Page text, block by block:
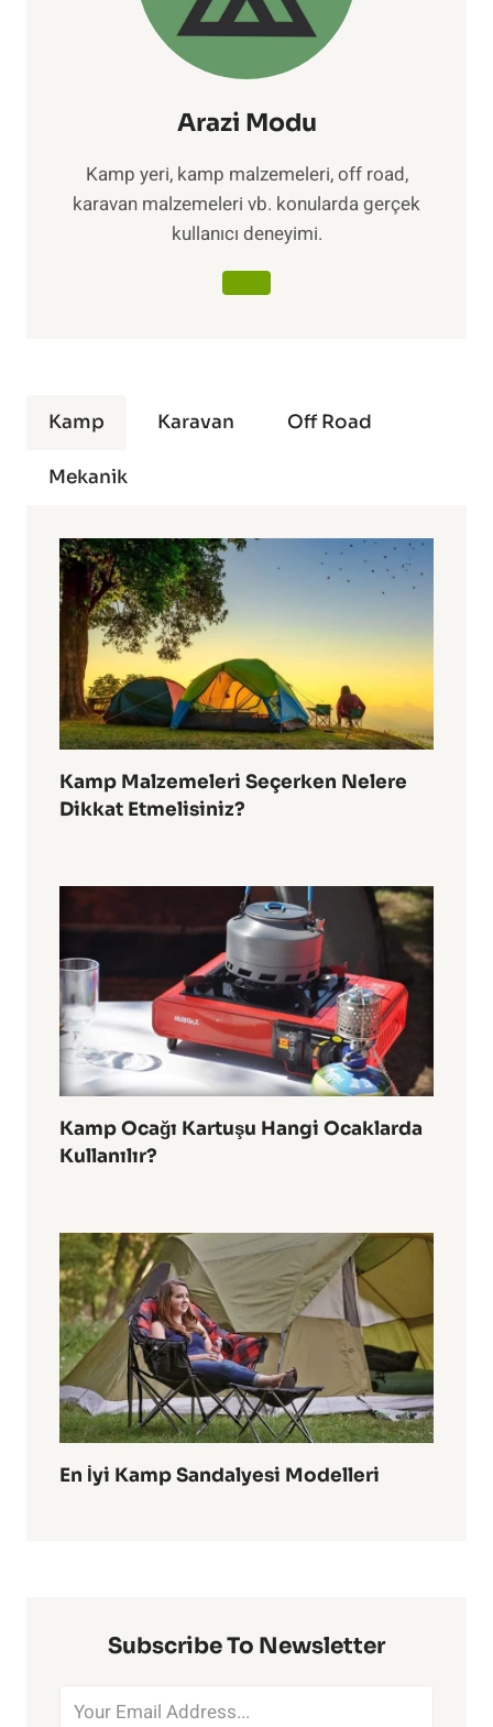
Arazi Modu
Kamp yeri, kamp malzemeleri, off road,
karavan malzemeleri vb. konularda gerçek
kullanıcı deneyimi.
Kamp Karavan Off Road
Mekanik
Kamp Malzemeleri Seçerken Nelere
Dikkat Etmelisiniz?
Kamp Ocağı Kartuşu Hangi Ocaklarda
Kullanılır?
En İyi Kamp Sandalyesi Modelleri
Subscribe To Newsletter